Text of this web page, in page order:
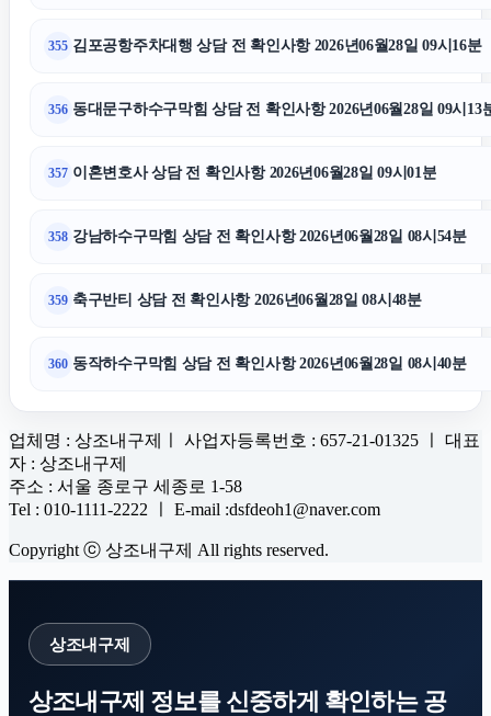
355 김포공항주차대행 상담 전 확인사항 2026년06월28일 09시16분
356 동대문구하수구막힘 상담 전 확인사항 2026년06월28일 09시13
357 이혼변호사 상담 전 확인사항 2026년06월28일 09시01분
358 강남하수구막힘 상담 전 확인사항 2026년06월28일 08시54분
359 축구반티 상담 전 확인사항 2026년06월28일 08시48분
360 동작하수구막힘 상담 전 확인사항 2026년06월28일 08시40분
업체명 : 상조내구제ㅣ 사업자등록번호 : 657-21-01325 ㅣ 대표
자 : 상조내구제
주소 : 서울 종로구 세종로 1-58
Tel : 010-1111-2222 ㅣ E-mail :dsfdeoh1@naver.com
Copyright ⓒ 상조내구제 All rights reserved.
상조내구제
상조내구제 정보를 신중하게 확인하는 공